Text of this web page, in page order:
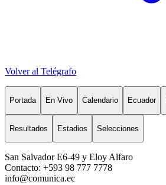
Volver al Telégrafo
Portada En Vivo Calendario Ecuador
Resultados Estadios Selecciones
San Salvador E6-49 y Eloy Alfaro
Contacto: +593 98 777 7778
info@comunica.ec